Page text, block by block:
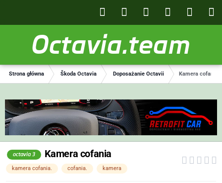
Octavia.team
Strona główna Škoda Octavia Doposażanie Octavii Kamera cofania
octavia 3 Kamera cofania
kamera cofania. cofania. kamera